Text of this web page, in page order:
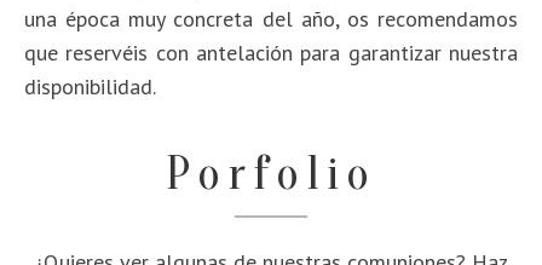
una época muy concreta del año, os recomendamos
que reservéis con antelación para garantizar nuestra
disponibilidad.
Porfolio